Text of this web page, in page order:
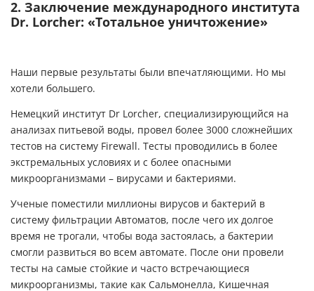
2. Заключение международного института
Dr. Lorcher: «Тотальное уничтожение»
Наши первые результаты были впечатляющими. Но мы
хотели большего.
Немецкий институт Dr Lorcher, специализирующийся на
анализах питьевой воды, провел более 3000 сложнейших
тестов на систему Firewall. Тесты проводились в более
экстремальных условиях и с более опасными
микроорганизмами – вирусами и бактериями.
Ученые поместили миллионы вирусов и бактерий в
систему фильтрации Автоматов, после чего их долгое
время не трогали, чтобы вода застоялась, а бактерии
смогли развиться во всем автомате. После они провели
тесты на самые стойкие и часто встречающиеся
микроорганизмы, такие как Сальмонелла, Кишечная